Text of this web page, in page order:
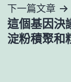
覽
下一篇文章
這個基因決
淀粉積聚和